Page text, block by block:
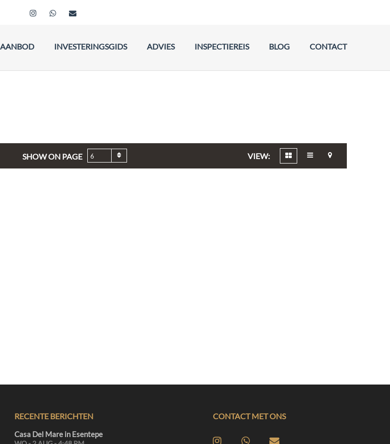
AANBOD INVESTERINGSGIDS ADVIES INSPECTIEREIS BLOG CONTACT
SHOW ON PAGE 6 VIEW:
RECENTE BERICHTEN
Casa Del Mare in Esentepe
CONTACT MET ONS